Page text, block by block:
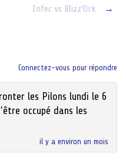
Infec vs Blizz’Ork →
il y a environ un mois
les Pilons lundi le 6
occupé dans les
Connectez-vous pour répondre